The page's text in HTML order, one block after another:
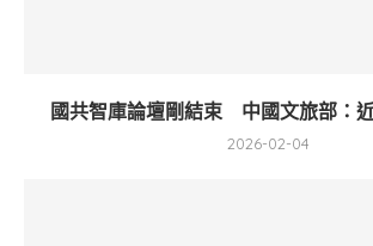
國共智庫論壇剛結束 中國文旅部：
2026-02-04